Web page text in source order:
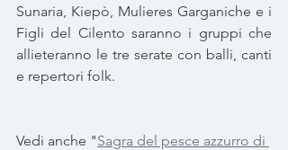
Sunaria, Kiepò, Mulieres Garganiche e i
Figli del Cilento saranno i gruppi che
allieteranno le tre serate con balli, canti
e repertori folk.
Vedi anche "Sagra del pesce azzurro di